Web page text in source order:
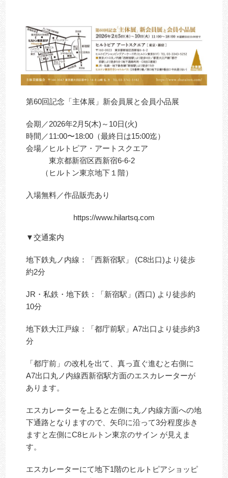
第60回記念「主体展」新会員展と会員小品展
会期／2026年2月5(木)～10日(火)
時間／11:00〜18:00（最終日は15:00迄）
会場／ヒルトピア・アートスクエア
東京都新宿区西新宿6-6-2
（ヒルトン東京地下１階）
入場無料／作品販売あり
https://www.hilartsq.com
▼交通案内
地下鉄丸ノ内線：「西新宿駅」 (C8出口)より徒歩
約2分
JR・私鉄・地下鉄：「新宿駅」(西口) より徒歩約
10分
地下鉄大江戸線：「都庁前駅」A7出口より徒歩約3
分
「都庁前」の改札を出て、真っ直ぐ進むと右側に
A7出口丸ノ内線西新宿駅方面のエスカレーターが
あります。
エスカレーターを上ると左側に丸ノ内線方面への地
下通路となりますので、矢印に沿って3分程度歩き
ますと左側にC8ヒルトン東京のサイン が見えま
す。
エスカレーターにて地下1階のヒルトピアショッピ